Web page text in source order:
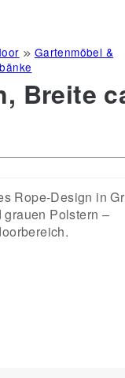
Gartenmöbel &
Breite
Rope-Design in
Polstern –